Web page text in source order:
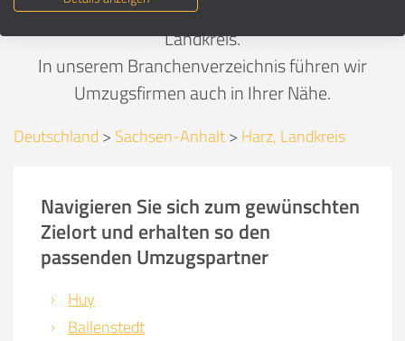
Finden Sie den passenden Umzugspartner in Harz,
Landkreis.
In unserem Branchenverzeichnis führen wir
Umzugsfirmen auch in Ihrer Nähe.
Deutschland > Sachsen-Anhalt> Harz, Landkreis
Navigieren Sie sich zum gewünschten
Zielort und erhalten so den
passenden Umzugspartner
Huy
Ballenstedt